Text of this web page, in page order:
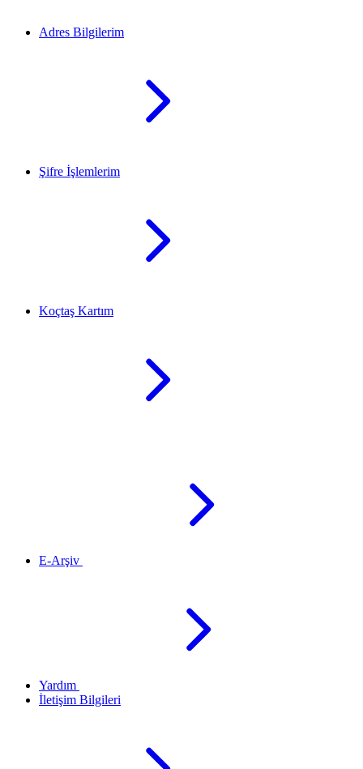
Adres Bilgilerim
Şifre İşlemlerim
Koçtaş Kartım
E-Arşiv
Yardım
İletişim Bilgileri